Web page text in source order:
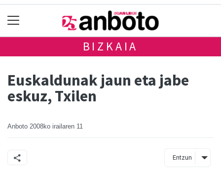
BIZKAIA
Euskaldunak jaun eta jabe
eskuz, Txilen
Anboto 2008ko irailaren 11
Entzun